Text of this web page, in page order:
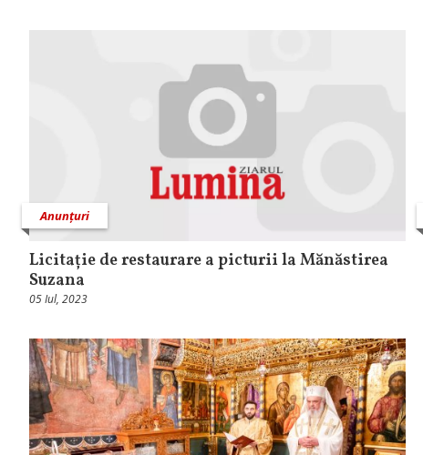
Anunțuri
Licitație de restaurare a picturii la Mănăstirea
Suzana
05 Iul, 2023